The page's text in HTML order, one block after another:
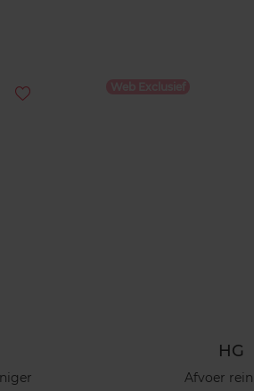
HG
Afvoer